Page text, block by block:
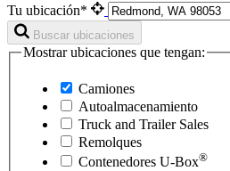
Tu ubicación*
Buscar ubicaciones
Mostrar ubicaciones que tengan:
Camiones
Autoalmacenamiento
Truck and Trailer Sales
Remolques
Contenedores U-Box®